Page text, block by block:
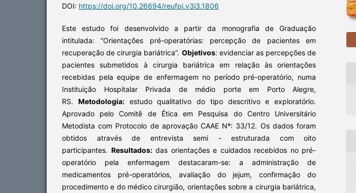
DOI: https://doi.org/10.26694/reufpi.v3i3.1806
Este estudo foi desenvolvido a partir da monografia de Graduação
intitulada: “Orientações pré-operatórias: percepção de pacientes em
recuperação de cirurgia bariátrica”. Objetivos: evidenciar as percepções de
pacientes submetidos à cirurgia bariátrica em relação às orientações
recebidas pela equipe de enfermagem no período pré-operatório, numa
Instituição Hospitalar Privada de médio porte em Porto Alegre,
RS. Metodologia:estudo qualitativo do tipo descritivo e exploratório.
Aprovado pelo Comitê de Ética em Pesquisa do Centro Universitário
Metodista com Protocolo de aprovação CAAE Nº: 33/12. Os dados foram
obtidos através de entrevista semi - estruturada com oito
participantes. Resultados:das orientações e cuidados recebidos no pré-
operatório pela enfermagem destacaram-se: a administração de
medicamentos pré-operatórios, avaliação do jejum, confirmação do
procedimento e do médico cirurgião, orientações sobre a cirurgia bariátrica,